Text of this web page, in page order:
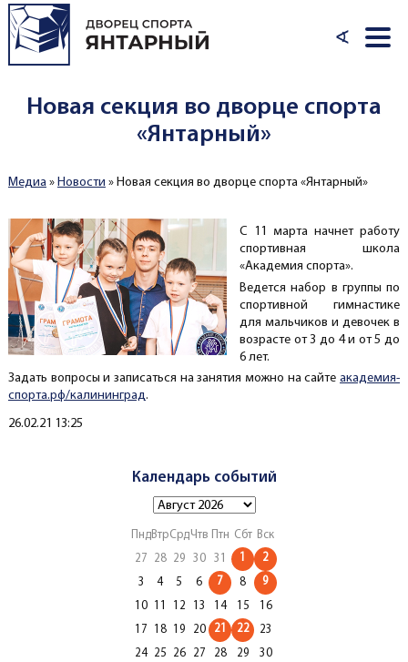
Перейти к основному содержанию
∢
Новая секция во дворце спорта
«Янтарный»
Вы здесь
Медиа» Новости » Новая секция во дворце спорта «Янтарный»
С 11 марта начнет работу
спортивная школа
«Академия спорта».
Ведется набор в группы по
спортивной гимнастике
для мальчиков и девочек в
возрасте от 3 до 4 и от 5 до
6 лет.
Задать вопросы и записаться на занятия можно на сайтеакадемия-
спорта.рф/калининград.
Создано
26.02.21 13:25
Календарь событий
ПндВтрСрдЧтв Птн Сбт Вск
27
28 29 30 31 1 2
3 4 5 6 7 8 9
10 12 13 14 15
16
17
18 19 20 21 22
23
24
25 26 27 28 29
30